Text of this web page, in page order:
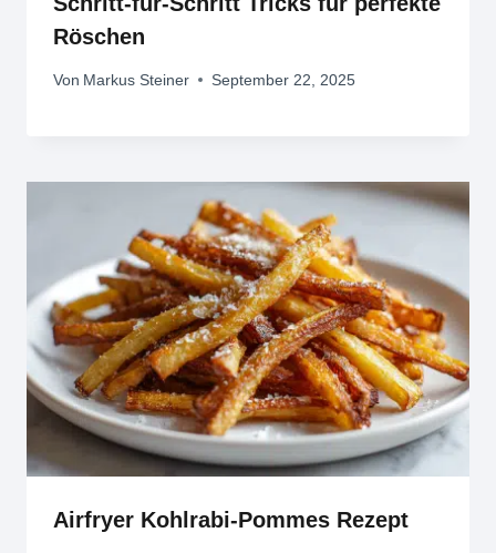
Röschen
Von Markus Steiner September 22, 2025
Airfryer Kohlrabi-Pommes Rezept